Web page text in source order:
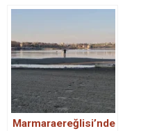
Operasyonu: 6 şahıs
Marmaraereğlisi’nde